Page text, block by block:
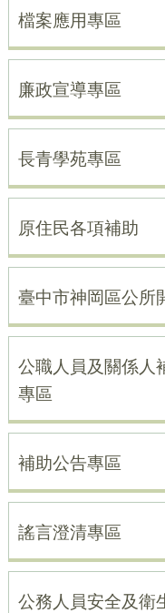
檔案應用專區
廉政宣導專區
長青學苑專區
原住民各項補助
臺中市神岡區公所
公職人員及關係人
專區
補助公告專區
謠言澄清專區
公務人員安全及衛